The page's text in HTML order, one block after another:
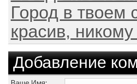
Город в твоем
красив,
Добавление